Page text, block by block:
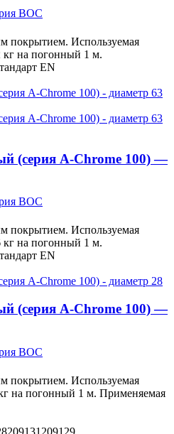
BOC
покрытием. Используемая
кг на погонный 1 м.
EN
(серия A-Chrome 100) —
BOC
покрытием. Используемая
кг на погонный 1 м.
EN
(серия A-Chrome 100) —
BOC
покрытием. Используемая
на погонный 1 м. Применяемая